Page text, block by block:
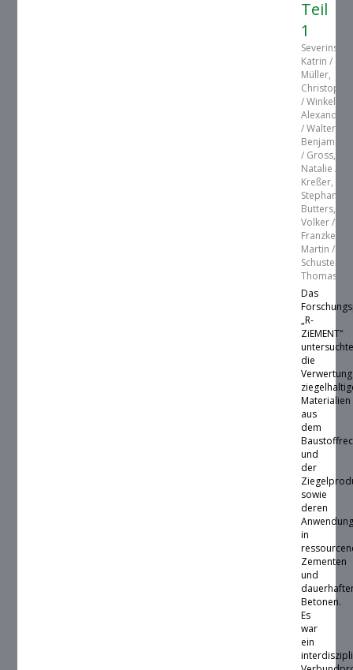
Teil
1
Severins,
Katrin /
Müller,
Christoph
/ Winkel,
Alexander
/ Walter,
Benjamin
/ Gross,
Natalie /
Kreßer,
Stephan /
Butters,
Volker /
Franzke,
Martin /
Schuster,
Thomas
Das
„R-
ZiEMENT“
die
Verwertung
Materialien
aus
dem
und
der
sowie
deren
in
Zementen
und
Betonen.
Es
war
ein